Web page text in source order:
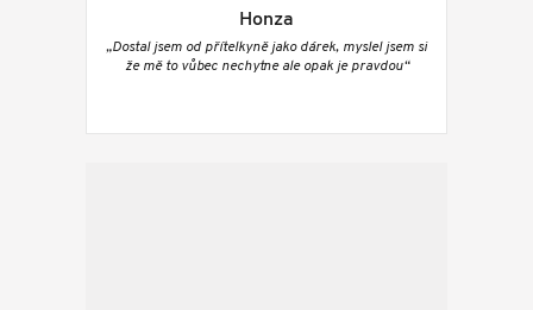
Honza
„Dostal jsem od přítelkyně jako dárek, myslel jsem si
že mě to vůbec nechytne ale opak je pravdou“